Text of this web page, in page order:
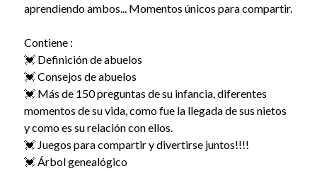
aprendiendo ambos... Momentos únicos para compartir.
Contiene :
💓 Definición de abuelos
💓 Consejos de abuelos
💓 Más de 150 preguntas de su infancia, diferentes
momentos de su vida, como fue la llegada de sus nietos
y como es su relación con ellos.
💓 Juegos para compartir y divertirse juntos!!!!
💓 Árbol genealógico